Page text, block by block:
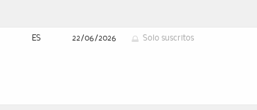
ES 22/06/2026 Solo suscritos